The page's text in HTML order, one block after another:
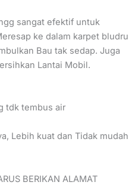
sangat efektif untuk
ke dalam karpet bludru
Bau tak sedap. Juga
Lantai Mobil.
tdk tembus air
Lebih kuat dan Tidak mudah
BERIKAN ALAMAT